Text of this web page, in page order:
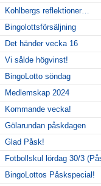
Kohlbergs reflektioner…
Bingolottsförsäljning
Det händer vecka 16
Vi sålde högvinst!
BingoLotto söndag
Medlemskap 2024
Kommande vecka!
Gölarundan påskdagen
Glad Påsk!
Fotbollskul lördag 30/3
BingoLottos Påskspecial!